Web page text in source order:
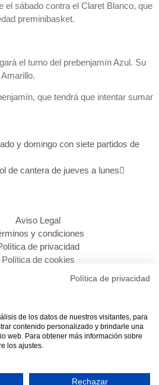
el sábado contra el Claret Blanco, que
preminibasket.
el turno del prebenjamín Azul. Su
que tendrá que intentar sumar
y domingo con siete partidos de
de cantera de jueves a lunes
Aviso Legal
y condiciones
de privacidad
Política de cookies
Contacto
Política de privacidad
de los datos de nuestros visitantes, para
contenido personalizado y brindarle una
web. Para obtener más información sobre
los ajustes.
Rechazar